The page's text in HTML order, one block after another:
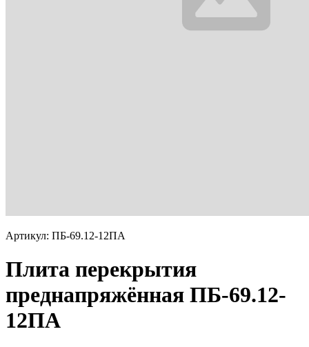
Артикул: ПБ-69.12-12ПА
Плита перекрытия
преднапряжённая ПБ-69.12-
12ПА